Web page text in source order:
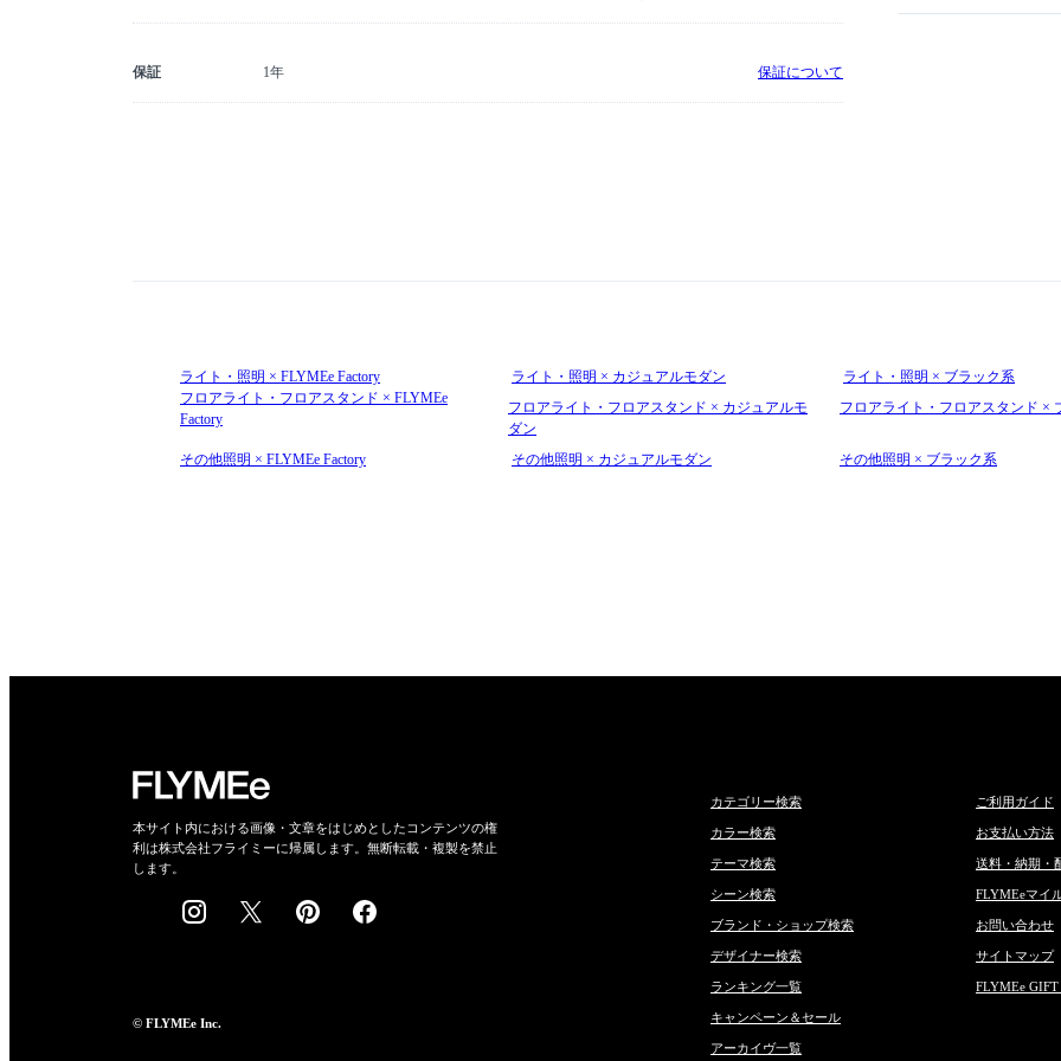
保証 1年 保証について
ライト・照明 × FLYMEe Factory ライト・照明 × カジュアルモダン
ライト・照明 × ブラック系
フロアライト・フロアスタンド × FLYMEe
Factory
フロアライト・フロアスタンド × カジュアルモ
ダン
フロアライト・フロアスタンド ×
その他照明 × FLYMEe Factory その他照明 × カジュアルモダン その他照明 × ブラック系
本サイト内における画像・文章をはじめとしたコンテンツの権
利は株式会社フライミーに帰属します。無断転載・複製を禁止
します。
© FLYMEe Inc.
カテゴリー検索
カラー検索
テーマ検索
シーン検索
ブランド・ショップ検索
デザイナー検索
ランキング一覧
キャンペーン＆セール
アーカイヴ一覧
ご利用ガイド
お支払い方法
送料・納期・
FLYMEeマイ
お問い合わせ
サイトマップ
FLYMEe